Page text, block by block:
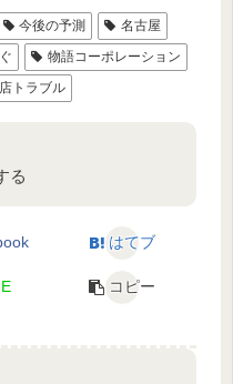
今後の予測
名古屋
物語コーポレーション
トラブル
る
はてブ
コピー